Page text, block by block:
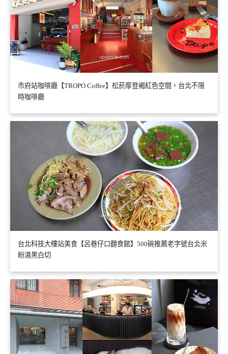
市府站咖啡廳【TROPO Coffee】松菸摩登褐紅色空間，台北不限
時咖啡廳
台北科技大樓站美食【呂巷仔口麵食館】500碗推薦老字號台北米
粉湯黑白切